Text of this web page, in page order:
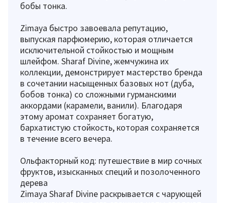
бобы тонка.
Zimaya быстро завоевала репутацию,
выпуская парфюмерию, которая отличается
исключительной стойкостью и мощным
шлейфом. Sharaf Divine, жемчужина их
коллекции, демонстрирует мастерство бренда
в сочетании насыщенных базовых нот (дуба,
бобов тонка) со сложными гурманскими
аккордами (карамели, ванили). Благодаря
этому аромат сохраняет богатую,
бархатистую стойкость, которая сохраняется
в течение всего вечера.
Ольфакторный код: путешествие в мир сочных
фруктов, изысканных специй и позолоченного
дерева
Zimaya Sharaf Divine раскрывается с чарующей